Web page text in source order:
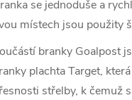
se jednoduše a
místech jsou použity
branky Goalpost
plachta Target,
střelby, k čemuž